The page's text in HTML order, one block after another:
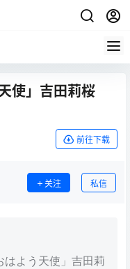
使」吉田莉桜
前往下载
关注 私信
はよう天使」吉田莉